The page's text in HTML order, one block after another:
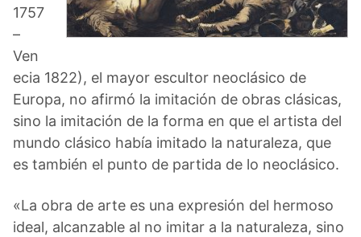
1757
–
Ven
ecia 1822), el mayor escultor neoclásico de
Europa, no afirmó la imitación de obras clásicas,
sino la imitación de la forma en que el artista del
mundo clásico había imitado la naturaleza, que
es también el punto de partida de lo neoclásico.
«La obra de arte es una expresión del hermoso
ideal, alcanzable al no imitar a la naturaleza, sino